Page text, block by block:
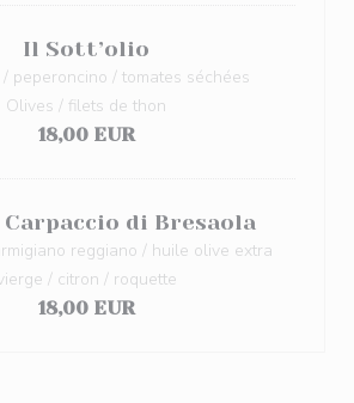
Il Sott’olio
peperoncino / tomates séchées
Olives / filets de thon
18,00 EUR
Carpaccio di Bresaola
reggiano / huile olive extra
/ citron / roquette
18,00 EUR